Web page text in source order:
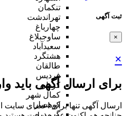
ثبت آگهی
×
×
برای ارسال آگهی باید
ارسال آگهی تنها برای اعضای سایت
تنکمان
تهراندشت
چهارباغ
ساوجبلاغ
سعیدآباد
هشتگرد
طالقان
فردیس
کردان
کمال شهر
کوهسار